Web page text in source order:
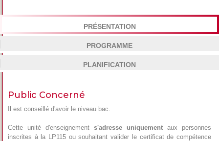
PRÉSENTATION
PROGRAMME
PLANIFICATION
Public Concerné
Il est conseillé d'avoir le niveau bac.
Cette unité d'enseignement s'adresse uniquement aux personnes
inscrites à la LP115 ou souhaitant valider le certificat de compétence